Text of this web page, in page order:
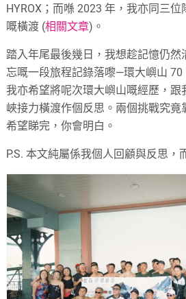
HYROX；而喺 2023 年，我亦同三
嘅橫渡 (相關文章)。
踏入年尾最後幾日，我想趁記憶仍
忘嘅一段旅程記錄落嚟—環大嶼山 70
我亦希望將呢次環大嶼山嘅經歷，跟
峽接力橫渡作個反思。兩個挑戰究竟
希望睇完，你會明白。
P.S. 本文純屬係我個人回顧與反思，